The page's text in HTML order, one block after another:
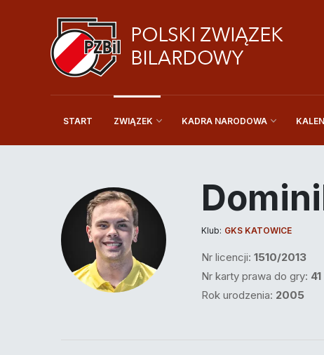
START ZWIĄZEK KADRA NARODOWA
Klub: GKS KATOWICE
Nr licencji: 1510/2013
Nr karty prawa do gry: 41
Rok urodzenia: 2005